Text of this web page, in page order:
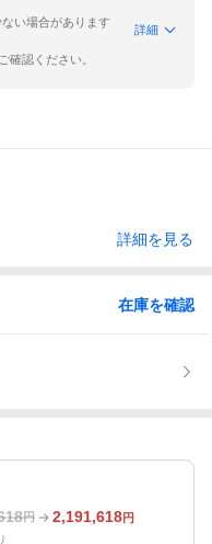
い場合があります
詳細
確認ください。
詳細を見る
在庫を確認
円 2,191,618円